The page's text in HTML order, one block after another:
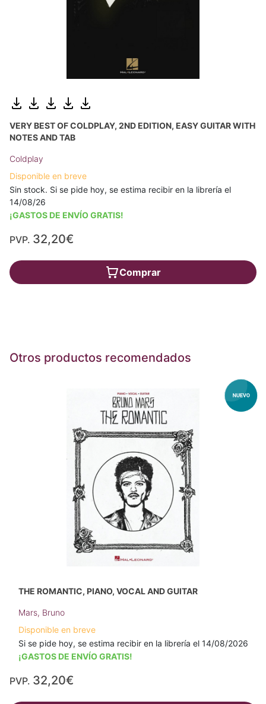
VERY BEST OF COLDPLAY, 2ND EDITION, EASY GUITAR WITH
NOTES AND TAB
Coldplay
Disponible en breve
Sin stock. Si se pide hoy, se estima recibir en la librería el
14/08/26
¡GASTOS DE ENVÍO GRATIS!
PVP. 32,20€
Comprar
Otros productos recomendados
THE ROMANTIC, PIANO, VOCAL AND GUITAR
Mars, Bruno
Disponible en breve
Si se pide hoy, se estima recibir en la librería el 14/08/2026
¡GASTOS DE ENVÍO GRATIS!
PVP. 32,20€